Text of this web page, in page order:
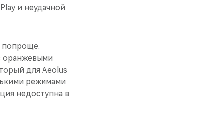
и неудачной
попроще.
оранжевыми
для Aeolus
режимами
недоступна в